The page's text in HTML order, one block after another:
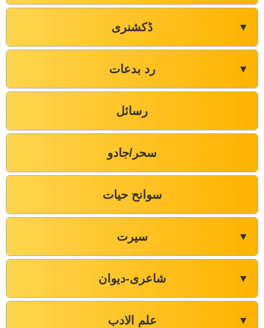
ڈکشنری ▼
رد بدعات ▼
رسائل
سحر/جادو
سوانح حیات
سیرت ▼
شاعری-دیوان ▼
علم الادب ▼